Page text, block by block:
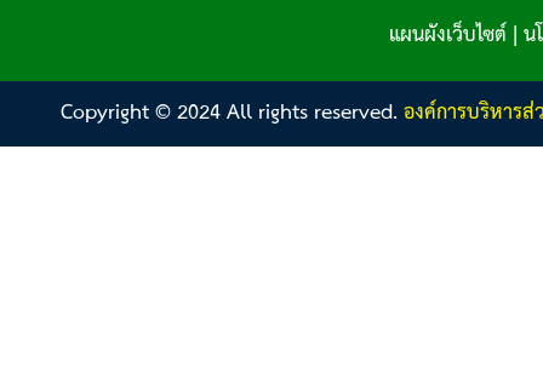
แผนผังเว็บไซต์|น
Copyright © 2024 All rights reserved.องค์การบริหาร